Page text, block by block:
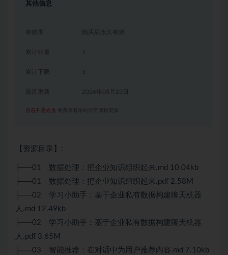
其他信息
有效期 购买后永久有效
累计销量 5
累计下载 3
2026年03月23日
点击开通会员 免费享有本站所有课程资源
【资源目录】:
├──01｜数据处理：把企业知识组织起来.md 10.04kb
├──01｜数据处理：把企业知识组织起来.pdf 2.58M
├──02｜学习小助手：基于企业私有数据构建聊天机器
人.md 12.49kb
├──02｜学习小助手：基于企业私有数据构建聊天机器
人.pdf 3.65M
├──03｜智能推荐：在对话中为用户推荐内容.md 7.10kb